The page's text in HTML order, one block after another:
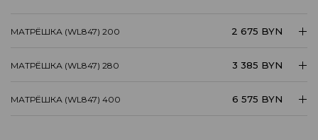
МАТРЁШКА (WL847) 200 2 675 BYN
МАТРЁШКА (WL847) 280 3 385 BYN
МАТРЁШКА (WL847) 400 6 575 BYN